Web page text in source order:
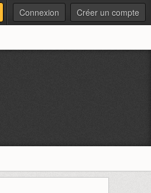
Connexion Créer un compte